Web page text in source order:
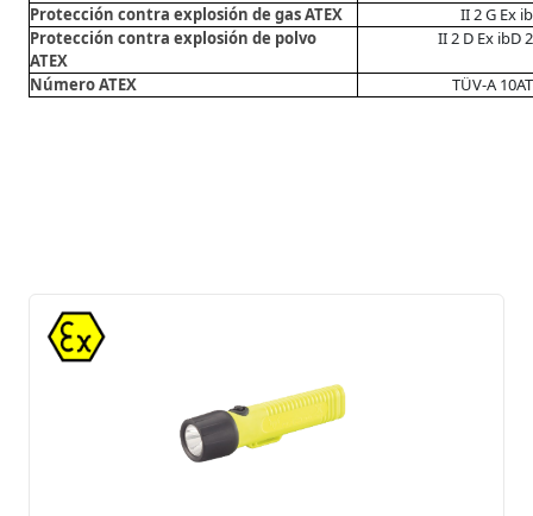
Protección contra explosión de gas ATEX
II 2 G Ex
Protección contra explosión de polvo
ATEX
II 2 D Ex ibD
Número ATEX TÜV-A